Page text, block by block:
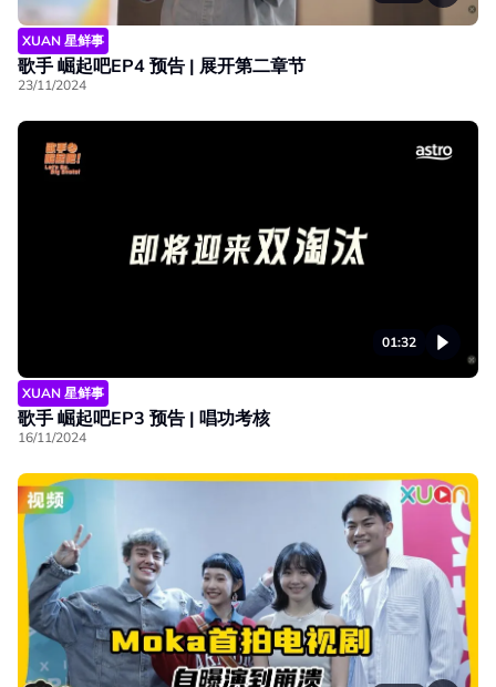
XUAN 星鲜事
歌手 崛起吧EP4 预告 | 展开第二章节
23/11/2024
01:32
XUAN 星鲜事
歌手 崛起吧EP3 预告 | 唱功考核
16/11/2024